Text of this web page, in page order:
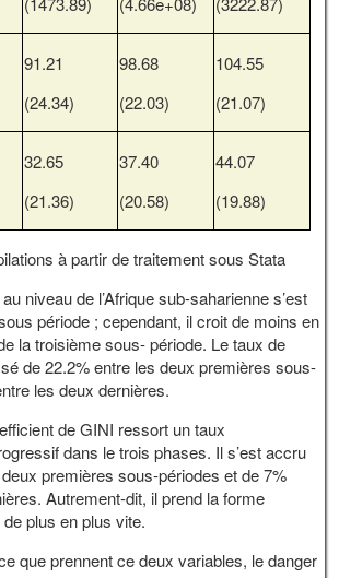
91.21
(24.34)
98.68
(22.03)
104.55
(21.07)
32.65
(21.36)
37.40
(20.58)
44.07
(19.88)
à partir de traitement sous Stata
niveau de l’Afrique sub-saharienne s’est
période ; cependant, il croit de moins en
la troisième sous- période. Le taux de
de 22.2% entre les deux premières sous-
les deux dernières.
de GINI ressort un taux
dans le trois phases. Il s’est accru
premières sous-périodes et de 7%
Autrement-dit, il prend la forme
plus en plus vite.
que prennent ce deux variables, le danger